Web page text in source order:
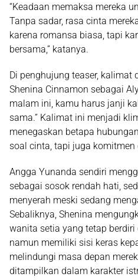
“Keadaan memaksa mereka
Tanpa sadar, rasa cinta
karena romansa biasa, tapi
bersama,” katanya.
Di penghujung teaser, kalimat
Shenina Cinnamon sebagai
malam ini, kamu harus janji
sama.” Kalimat ini menjadi
menegaskan betapa
soal cinta, tapi juga komitmen
Angga Yunanda sendiri
sebagai sosok rendah hati,
menyerah meski sedang
Sebaliknya, Shenina
wanita setia yang tetap
namun memiliki sisi keras
melindungi masa depan
ditampilkan dalam karakter